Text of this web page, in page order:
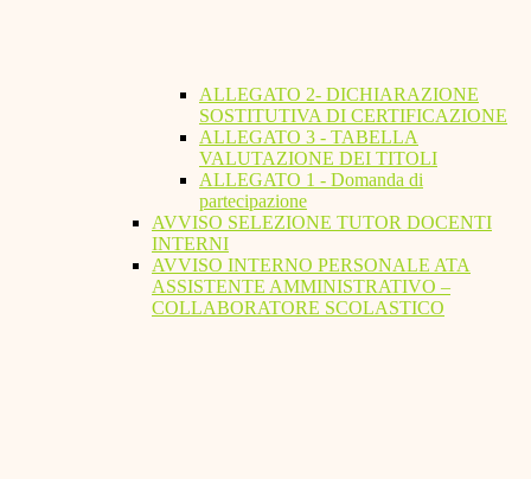
ALLEGATO 2- DICHIARAZIONE
SOSTITUTIVA DI CERTIFICAZIONE
ALLEGATO 3 - TABELLA
VALUTAZIONE DEI TITOLI
ALLEGATO 1 - Domanda di
partecipazione
AVVISO SELEZIONE TUTOR DOCENTI
INTERNI
AVVISO INTERNO PERSONALE ATA
ASSISTENTE AMMINISTRATIVO –
COLLABORATORE SCOLASTICO